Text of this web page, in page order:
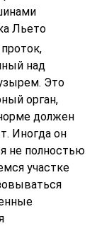
Льето
над
Это
орган,
должен
Иногда он
не полностью
участке